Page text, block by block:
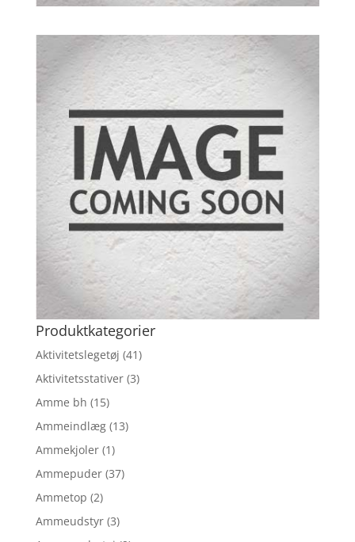
Produktkategorier
Aktivitetslegetøj (41)
Aktivitetsstativer (3)
Amme bh (15)
Ammeindlæg (13)
Ammekjoler (1)
Ammepuder (37)
Ammetop (2)
Ammeudstyr (3)